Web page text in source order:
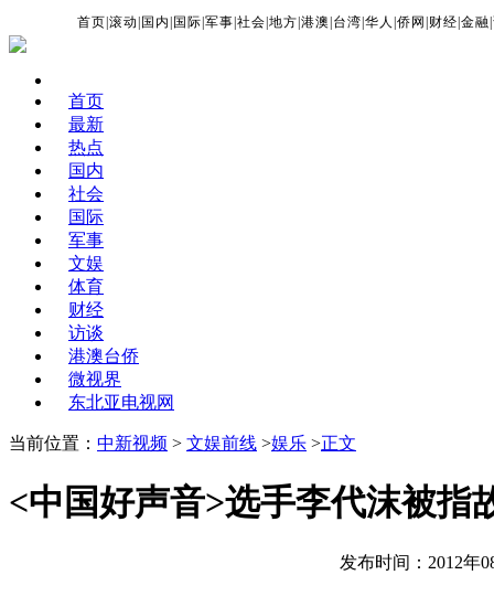
首页 |滚动 国内 国际 |军事 |社会 |地方 |港澳 台湾 |华人 |侨网 财经 |金融 |
首页
最新
热点
国内
社会
国际
军事
文娱
体育
财经
访谈
港澳台侨
微视界
东北亚电视网
当前位置： 中新视频 > 文娱前线 >娱乐 >正文
<中国好声音>选手李代沫被
发布时间：2012年